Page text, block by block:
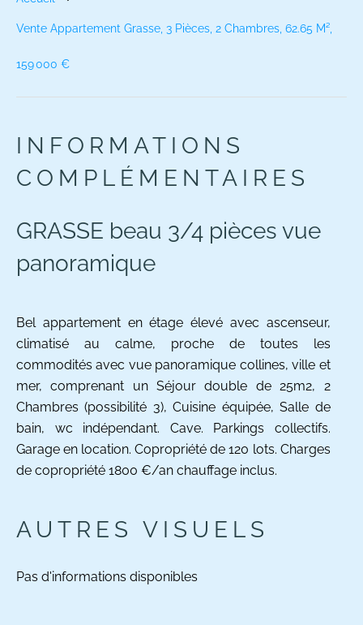
Vente Appartement Grasse, 3 Pièces, 2 Chambres, 62.65 M²,
159 000 €
INFORMATIONS
COMPLÉMENTAIRES
GRASSE beau 3/4 pièces vue
panoramique
Bel appartement en étage élevé avec ascenseur,
climatisé au calme, proche de toutes les
commodités avec vue panoramique collines, ville et
mer, comprenant un Séjour double de 25m2, 2
Chambres (possibilité 3), Cuisine équipée, Salle de
bain, wc indépendant. Cave. Parkings collectifs.
Garage en location. Copropriété de 120 lots. Charges
de copropriété 1800 €/an chauffage inclus.
AUTRES VISUELS
Pas d'informations disponibles